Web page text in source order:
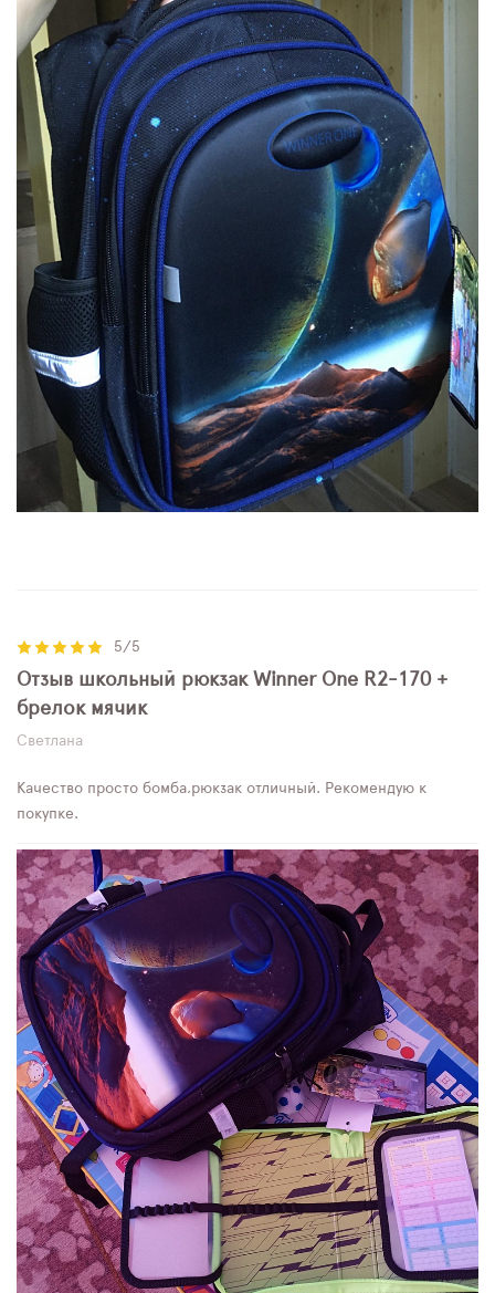
5/5
Отзыв школьный рюкзак Winner One R2-170 +
брелок мячик
Светлана
Качество просто бомба,рюкзак отличный. Рекомендую к
покупке.